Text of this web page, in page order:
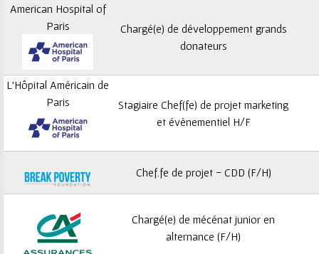
American Hospital of
Paris
Chargé(e) de développement grands
donateurs
L'Hôpital Américain de
Paris
Stagiaire Chef(fe) de projet marketing
et évènementiel H/F
Chef.fe de projet - CDD (F/H)
Chargé(e) de mécénat junior en
alternance (F/H)